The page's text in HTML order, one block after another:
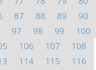
87 88 89
90
97 98 99
100
106 107
108
114 115
116